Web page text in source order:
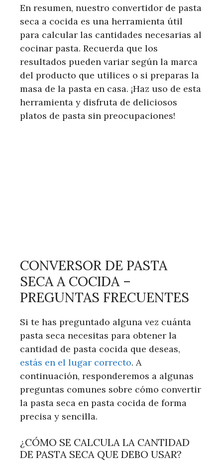
En resumen, nuestro convertidor de pasta
seca a cocida es una herramienta útil
para calcular las cantidades necesarias al
cocinar pasta. Recuerda que los
resultados pueden variar según la marca
del producto que utilices o si preparas la
masa de la pasta en casa. ¡Haz uso de esta
herramienta y disfruta de deliciosos
platos de pasta sin preocupaciones!
CONVERSOR DE PASTA
SECA A COCIDA –
PREGUNTAS FRECUENTES
Si te has preguntado alguna vez cuánta
pasta seca necesitas para obtener la
cantidad de pasta cocida que deseas,
estás en el lugar correcto. A
continuación, responderemos a algunas
preguntas comunes sobre cómo convertir
la pasta seca en pasta cocida de forma
precisa y sencilla.
¿CÓMO SE CALCULA LA CANTIDAD
DE PASTA SECA QUE DEBO USAR?